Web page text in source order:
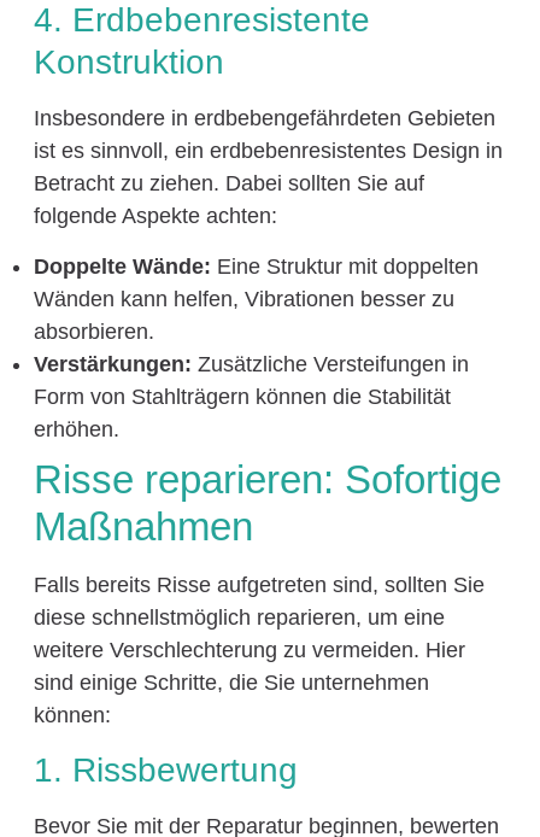
4. Erdbebenresistente
Konstruktion
Insbesondere in erdbebengefährdeten Gebieten
ist es sinnvoll, ein erdbebenresistentes Design in
Betracht zu ziehen. Dabei sollten Sie auf
folgende Aspekte achten:
Doppelte Wände: Eine Struktur mit doppelten
Wänden kann helfen, Vibrationen besser zu
absorbieren.
Verstärkungen: Zusätzliche Versteifungen in
Form von Stahlträgern können die Stabilität
erhöhen.
Risse reparieren: Sofortige
Maßnahmen
Falls bereits Risse aufgetreten sind, sollten Sie
diese schnellstmöglich reparieren, um eine
weitere Verschlechterung zu vermeiden. Hier
sind einige Schritte, die Sie unternehmen
können:
1. Rissbewertung
Bevor Sie mit der Reparatur beginnen, bewerten